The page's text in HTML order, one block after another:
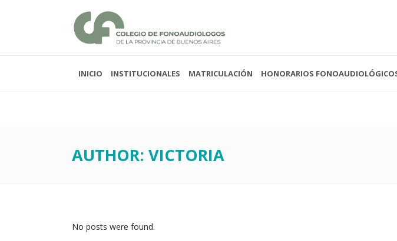
Lunes a viernes 08:00 - 13:00
(0221) 422-
INICIO INSTITUCIONALES MATRICULACIÓN HONORARIOS
AUTHOR: VICTORIA
No posts were found.